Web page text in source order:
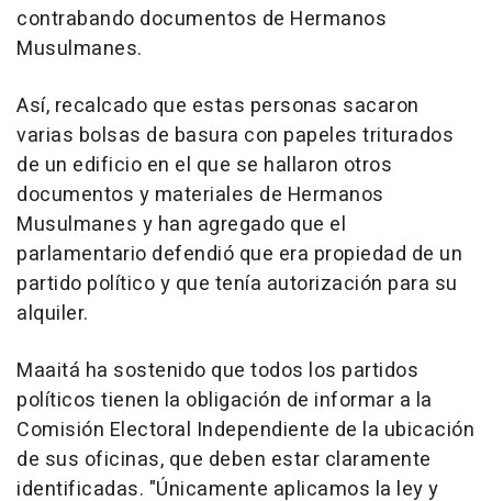
contrabando documentos de Hermanos
Musulmanes.
Así, recalcado que estas personas sacaron
varias bolsas de basura con papeles triturados
de un edificio en el que se hallaron otros
documentos y materiales de Hermanos
Musulmanes y han agregado que el
parlamentario defendió que era propiedad de un
partido político y que tenía autorización para su
alquiler.
Maaitá ha sostenido que todos los partidos
políticos tienen la obligación de informar a la
Comisión Electoral Independiente de la ubicación
de sus oficinas, que deben estar claramente
identificadas. "Únicamente aplicamos la ley y